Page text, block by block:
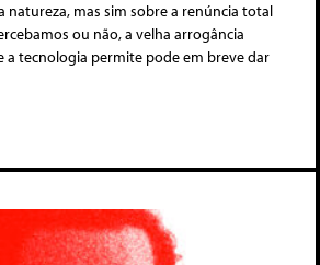
natureza, mas sim sobre a renúncia total
ou não, a velha arrogância
a tecnologia permite pode em breve dar